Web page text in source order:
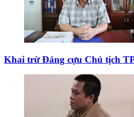
Khai trừ Đảng cựu Chủ tịch